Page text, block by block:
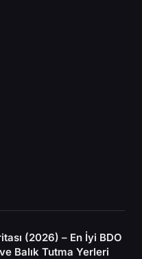
(2026) – En İyi BDO
Balık Tutma Yerleri